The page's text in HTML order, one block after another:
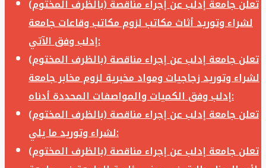
تعلن جامعة إدلب عن إجراء مناقصة (بالظرف المختوم)
لشراء وتوريد أثاث مكاتب لزوم مكاتب وقاعات جامعة
إدلب وفق الآتي:
تعلن جامعة إدلب عن إجراء مناقصة (بالظرف المختوم)
لشراء وتوريد زجاجيات ومواد مخبرية لزوم مخابر جامعة
إدلب وفق الكميات والمواصفات المحددة أدناه:
تعلن جامعة إدلب عن إجراء مناقصة (بالظرف المختوم)
لشراء وتوريد ما يلي:
تعلن جامعة إدلب عن إجراء مناقصة (بالظرف المختوم)